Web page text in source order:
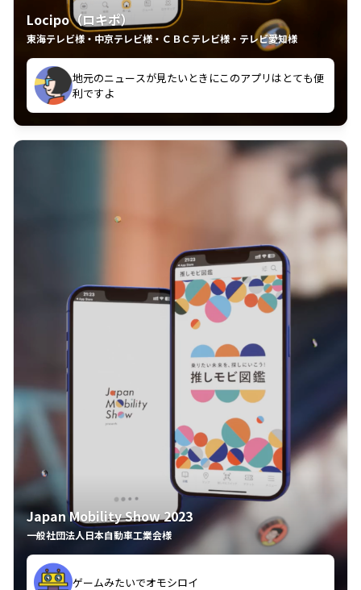
Locipo（ロキポ）
東海テレビ様・中京テレビ様・ＣＢＣテレビ様・テレビ愛知様
中京テレビのおもしろ番組が視聴可能地域外からも見
れるの嬉しいポイント
いつも利用させていただいております！
Japan Mobility Show 2023
一般社団法人日本自動車工業会様
ゲームみたいでオモシロイ
久々のモーターショーがアプリでもっと楽しめました